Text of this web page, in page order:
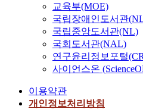
교육부(MOE)
국립장애인도서관
국립중앙도서관(NL)
국회도서관(NAL)
연구윤리정보포털
사이언스온
이용약관
개인정보처리방침